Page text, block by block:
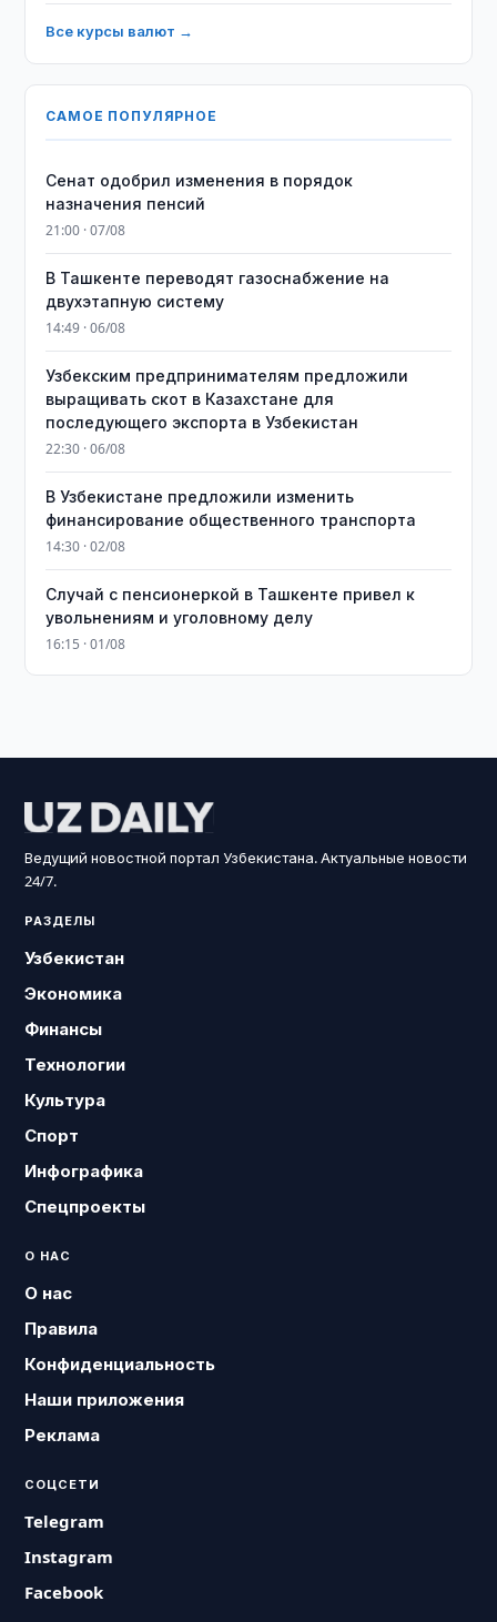
Все курсы валют →
САМОЕ ПОПУЛЯРНОЕ
Сенат одобрил изменения в порядок
назначения пенсий
21:00 · 07/08
В Ташкенте переводят газоснабжение на
двухэтапную систему
14:49 · 06/08
Узбекским предпринимателям предложили
выращивать скот в Казахстане для
последующего экспорта в Узбекистан
22:30 · 06/08
В Узбекистане предложили изменить
финансирование общественного транспорта
14:30 · 02/08
Случай с пенсионеркой в Ташкенте привел к
увольнениям и уголовному делу
16:15 · 01/08
Ведущий новостной портал Узбекистана. Актуальные новости
24/7.
РАЗДЕЛЫ
Узбекистан
Экономика
Финансы
Технологии
Культура
Спорт
Инфографика
Спецпроекты
О НАС
О нас
Правила
Конфиденциальность
Наши приложения
Реклама
СОЦСЕТИ
Telegram
Instagram
Facebook